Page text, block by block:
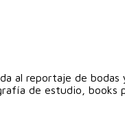
al reportaje de
de estudio, books